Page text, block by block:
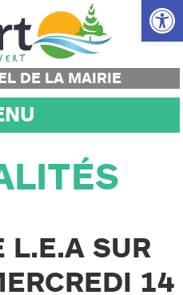
Ouvrir
DE LA MAIRIE
L.E.A SUR
14